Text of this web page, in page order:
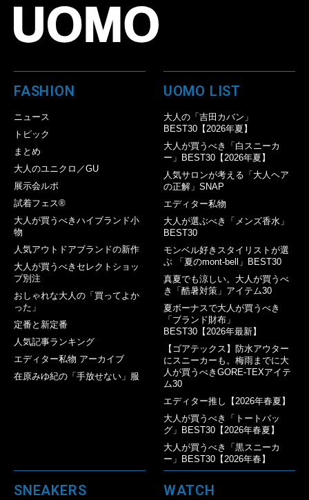
FASHION
ニュース
トピック
まとめ
大人のユニクロ／GU
展示会ルポ
試着フェス®︎
大人が買うべきハイブランド小
物
人気アウトドアブランドの新作
大人が買うべきセレクトショッ
プ別注
おしゃれな大人の「買ってよか
った」
定番と新定番
人気記事ランキング
エディター私物 アーカイブ
在原みゆ紀の「手放せない」服
UOMO LIST
大人の「吉田カバン」
BEST30【2026年夏】
大人が買うべき「白スニーカ
ー」BEST30【2026年夏】
人気サロンが考える「大人ヘア
の正解」SNAP
エディター私物
大人が選ぶべき「メンズ香水」
BEST30
モンベル好きスタイリストが選
ぶ 「夏のmont-bell」BEST30
真夏でも涼しい。大人が買うべ
き「酷暑対策」アイテム30
夏ボーナスで大人が買うべき
「ブランド財布」
BEST30【2026年最新】
【ゴアテックス】防水アウター
にスニーカーも。梅雨までに大
人が買うべきGORE-TEXアイテ
ム30
エディター推し【2026年春夏】
大人が買うべき「トートバッ
グ」BEST30【2026年春夏】
大人が買うべき「黒スニーカ
ー」BEST30【2026年春】
SNEAKERS WATCH